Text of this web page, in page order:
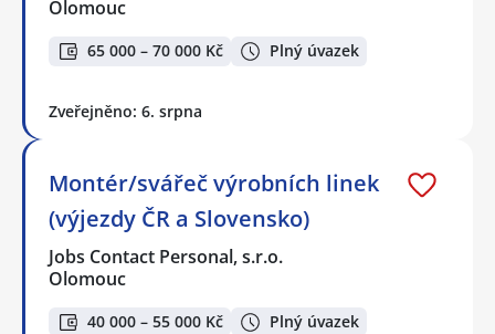
Olomouc
65 000 – 70 000 Kč Plný úvazek
Zveřejněno: 6. srpna
Montér/svářeč výrobních linek
(výjezdy ČR a Slovensko)
Jobs Contact Personal, s.r.o.
Olomouc
40 000 – 55 000 Kč Plný úvazek